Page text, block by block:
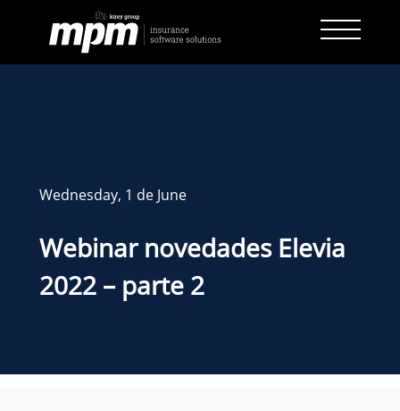
content
Wednesday, 1 de June
Webinar novedades Elevia
2022 – parte 2